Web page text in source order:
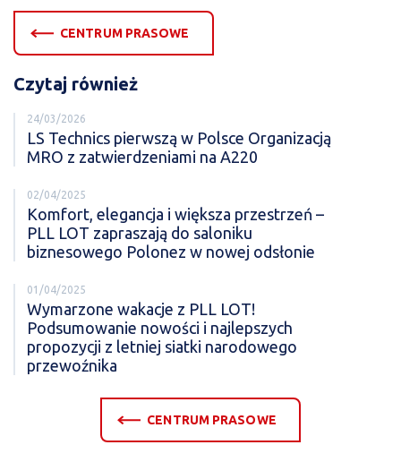
CENTRUM PRASOWE
Czytaj również
24/03/2026
LS Technics pierwszą w Polsce Organizacją
MRO z zatwierdzeniami na A220
02/04/2025
Komfort, elegancja i większa przestrzeń –
PLL LOT zapraszają do saloniku
biznesowego Polonez w nowej odsłonie
01/04/2025
Wymarzone wakacje z PLL LOT!
Podsumowanie nowości i najlepszych
propozycji z letniej siatki narodowego
przewoźnika
CENTRUM PRASOWE